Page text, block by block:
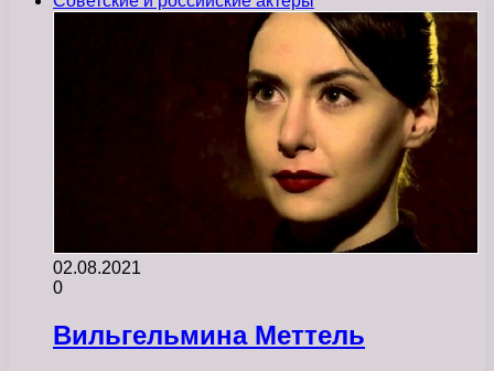
02.08.2021
0
Вильгельмина Меттель